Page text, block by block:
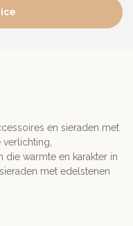
en sieraden met
verlichting,
warmte en karakter in
met edelstenen